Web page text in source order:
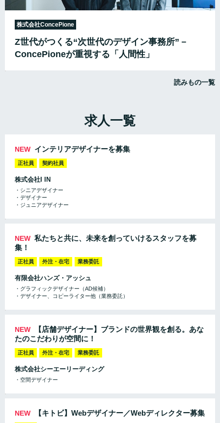
株式会社ConcePione
Z世代がつくる“次世代のデザイン事務所”－
ConcePioneが重視する「人間性」
読みもの一覧
求人一覧
NEW インテリアデザイナーを募集
正社員 契約社員
株式会社I IN
・シニアデザイナー
・デザイナー
・ジュニアデザイナー
NEW 私たちと共に、未来を創っていけるスタッフを募
集！
正社員 外注・在宅 業務委託
有限会社ハンズ・アッシュ
・グラフィックデザイナー（AD候補）
・デザイナー、コピーライター他（業務委託）
NEW
【店舗デザイナー】ブランドの世界観を創る。あな
たのこだわりが空間に！
正社員 外注・在宅 業務委託
株式会社シーエーリーディング
・空間デザイナー
NEW 【キトビ】Webデザイナー／Webディレクター募集